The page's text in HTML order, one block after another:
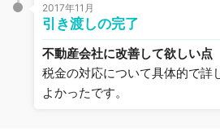
2017年11月
引き渡しの完了
不動産会社に改善して欲しい点
税金の対応について具体的で詳
よかったです。